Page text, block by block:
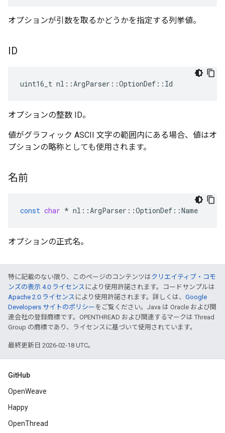
オプションが引数を取るかどうかを指定する列挙値。
ID
uint16_t nl::ArgParser::OptionDef::Id
オプションの整数 ID。
値がグラフィック ASCII 文字の範囲内にある場合、値はオ
プションの略称としても使用されます。
名前
const char * nl ::ArgParser ::OptionDef ::Name
オプションの正式名。
特に記載のない限り、このページのコンテンツはクリエイティブ・コモ
ンズの表示 4.0 ライセンス により使用許諾されます。コードサンプルは
Apache 2.0 ライセンス により使用許諾されます。詳しくは、 Google
Developers サイトのポリシー をご覧ください。Java は Oracle および関
連会社の登録商標です。OPENTHREAD および関連するマークは Thread
Group の商標であり、ライセンスに基づいて使用されています。
最終更新日 2026-02-18 UTC。
GitHub
OpenWeave
Happy
OpenThread